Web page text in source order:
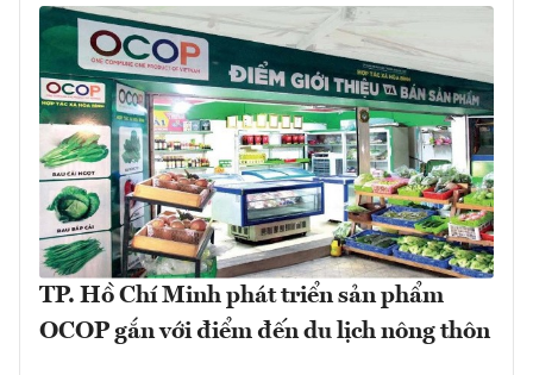
TP. Hồ Chí Minh phát triển sản phẩm
OCOP gắn với điểm đến du lịch nông thôn